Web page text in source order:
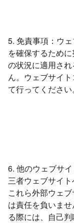
5. 免責事項：ウ
を確保するため
の状況に適用さ
ん。ウェブサイ
て行ってください。
6. 他のウェブサ
三者ウェブサイト
これら外部ウェ
は責任を負いま
る際には、自己判